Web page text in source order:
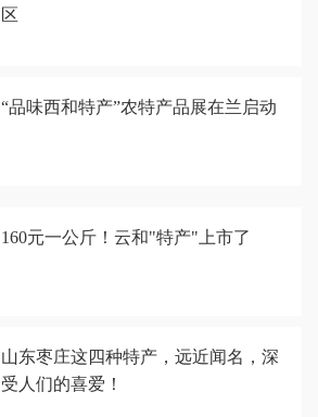
区
“品味西和特产”农特产品展在兰启动
160元一公斤！云和"特产"上市了
山东枣庄这四种特产，远近闻名，深
受人们的喜爱！